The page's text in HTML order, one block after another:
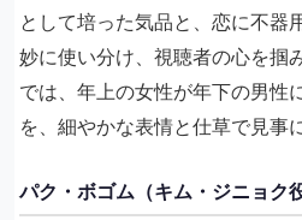
として培った気品と、恋に不器
妙に使い分け、視聴者の心を掴
では、年上の女性が年下の男性
を、細やかな表情と仕草で見事
パク・ボゴム（キム・ジニョク